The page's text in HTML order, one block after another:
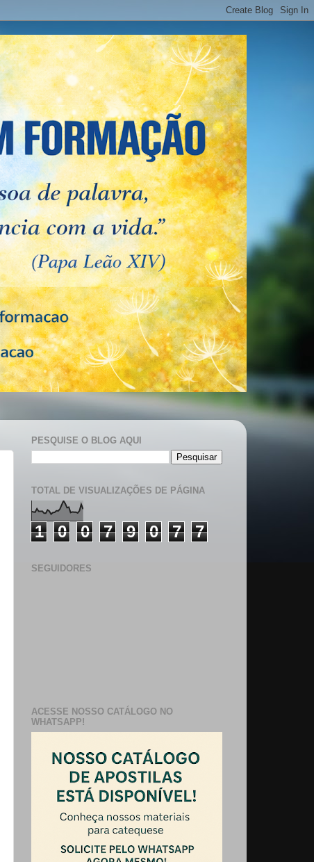
PESQUISE O BLOG AQUI
TOTAL DE VISUALIZAÇÕES DE PÁGINA
1 0 0 7 9 0 7 7
SEGUIDORES
ACESSE NOSSO CATÁLOGO NO
WHATSAPP!